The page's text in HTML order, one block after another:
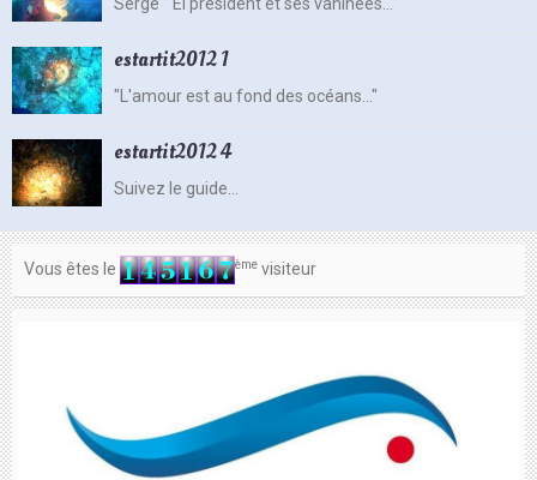
Contacts
estartit2012 1
"L'amour est au fond des océans..."
estartit2012 4
Suivez le guide...
Vous êtes le ème visiteur